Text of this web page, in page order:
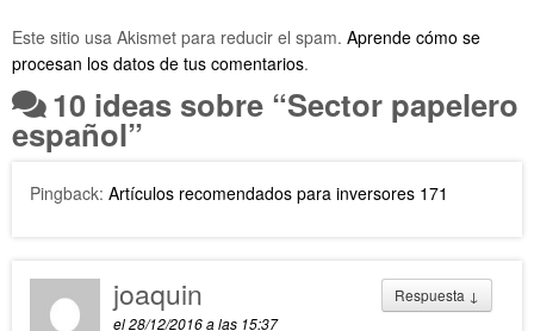
Este sitio usa Akismet para reducir el spam. Aprende cómo se
procesan los datos de tus comentarios.
10 ideas sobre “Sector papelero
español”
Pingback: Artículos recomendados para inversores 171
Respuesta ↓
joaquin
el 28/12/2016 a las 15:37